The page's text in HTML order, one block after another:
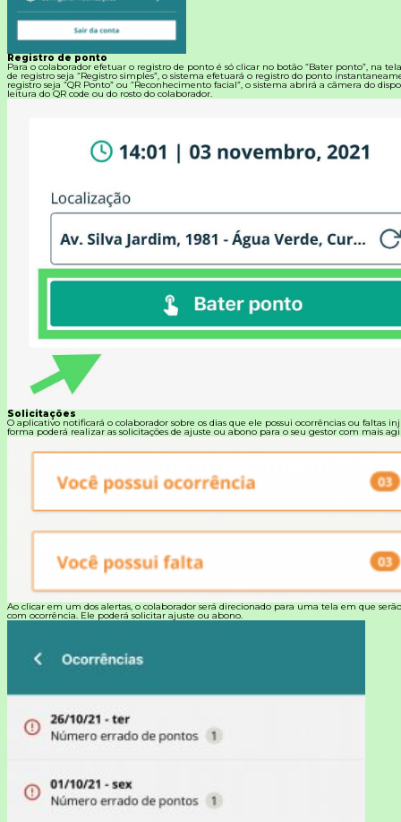
Registro de ponto
Para o colaborador efetuar o registro de ponto é só clicar no botão “Bater ponto”, na
de registro seja “Registro simples”, o sistema efetuará o registro do ponto
registro seja “QR Ponto” ou “Reconhecimento facial”, o sistema abrirá a câmera do
leitura do QR code ou do rosto do colaborador.
Solicitações
O aplicativo notificará o colaborador sobre os dias que ele possui ocorrências ou faltas
forma poderá realizar as solicitações de ajuste ou abono para o seu gestor com mais
Ao clicar em um dos alertas, o colaborador será direcionado para uma tela em que
com ocorrência. Ele poderá solicitar ajuste ou abono.